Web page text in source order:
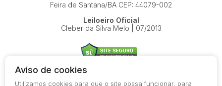
Feira de Santana/BA CEP: 44079-002
Leiloeiro Oficial
Cleber da Silva Melo | 07/2013
Aviso de cookies
Utilizamos cookies para que o site possa funcionar, para